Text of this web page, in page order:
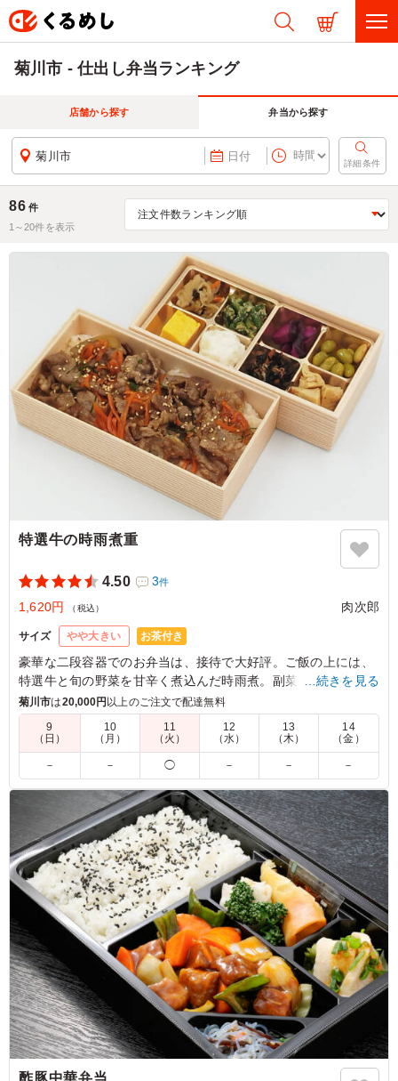
菊川市 - 仕出し弁当ランキング
店舗から探す 弁当から探す
菊川市 日付
詳細条件
86 件
1～20件を表示
特選牛の時雨煮重
4.50 3件
1,620円 （税込） 肉次郎
サイズ やや大きい お茶付き
豪華な二段容器でのお弁当は、接待で大好評。ご飯の上には、
特選牛と旬の野菜を甘辛く煮込んだ時雨煮。副菜も8種類綺麗
に並んでいます。肉次郎の肉×和食の二段御膳をお試しくださ
い。
有限会社アイライン
男性でも大満足でした。 お味もまた食べたいと思いまし
た。 ありがとうございました♪
ご利用シーン：会議・セミナー›研修
静岡県浜松市中央区村櫛町2026/01/06
…続きを見る
菊川市は20,000円 以上のご注文で配達無料
9
（日）
10
（月）
11
（火）
12
（水）
13
（木）
14
（金）
－ － ◯ － － －
酢豚中華弁当